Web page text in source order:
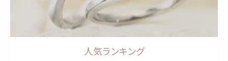
人気ランキング